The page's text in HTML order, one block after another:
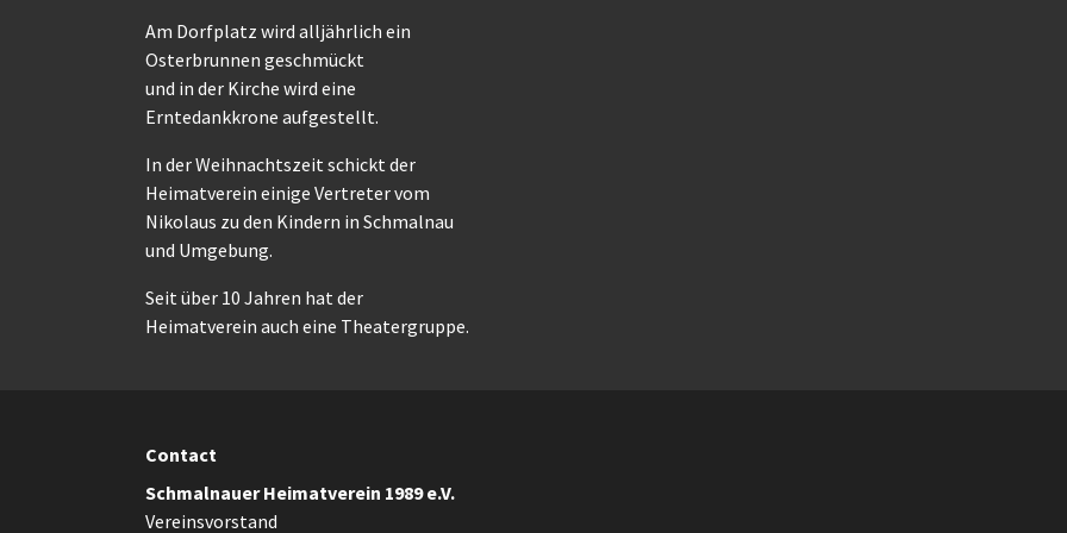
Am Dorfplatz wird alljährlich ein
Osterbrunnen geschmückt
und in der Kirche wird eine
Erntedankkrone aufgestellt.
In der Weihnachtszeit schickt der
Heimatverein einige Vertreter vom
Nikolaus zu den Kindern in Schmalnau
und Umgebung.
Seit über 10 Jahren hat der
Heimatverein auch eine Theatergruppe.
Contact
Schmalnauer Heimatverein 1989 e.V.
Vereinsvorstand